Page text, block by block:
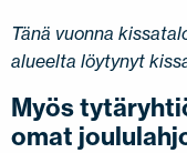
Tänä vuonna
alueelta löytynyt
Myös
omat